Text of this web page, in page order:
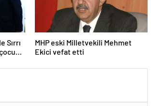
Sırrı
MHP eski Milletvekili Mehmet
Ekici vefat etti